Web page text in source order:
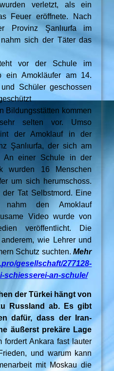
verletzt, als ein
Feuer eröffnete. Nach
Provinz Şanlıurfa im
sich der Täter das
vor der Schule im
ein Amokläufer am 14.
Schüler geschossen
Bildungsstätten kommen
selten vor. Umso
der Amoklauf in der
Şanlıurfa, der sich am
An einer Schule in der
wurden 16 Menschen
um sich herumschoss.
Tat Selbstmord. Eine
nahm den Amoklauf
Video wurde von
veröffentlicht. Die
wie Lehrer und
Schutz suchten.Mehr
gesellschaft/277128-
schiesserei-an-schule/
der Türkei hängt von
Russland ab. Es gibt
dafür, dass der Iran-
äußerst prekäre Lage
fordert Ankara fast lauter
und warum kann
mit Moskau die